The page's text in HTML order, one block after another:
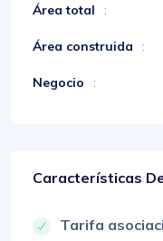
Área total :
Área construida :
Negocio :
Características
Tarifa